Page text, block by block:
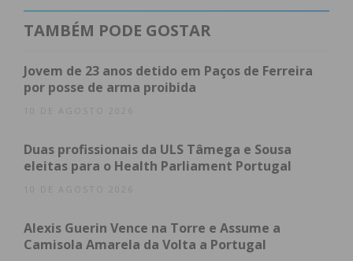
cumprimento a três mandados de busca — uma
domiciliária e duas em veículos —, que resultaram
na apreensão de diverso material diretamente
ligado ao tráfico, nomeadamente:
Diversos sacos contendosementes de
canábis ;
Uma
balança digital de precisão
diverso material utilizado para ocorte,
pesagem e acondicionamentodo produto
TAMBÉM PODE GOSTAR
Jovem de 23 anos detido em Paços de Ferreira
por posse de arma proibida
10 DE AGOSTO 2026
Duas profissionais da ULS Tâmega e Sousa
eleitas para o Health Parliament Portugal
10 DE AGOSTO 2026
Alexis Guerin Vence na Torre e Assume a
Camisola Amarela da Volta a Portugal